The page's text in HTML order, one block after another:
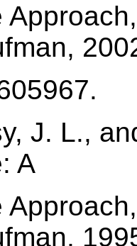
J. L.,
A